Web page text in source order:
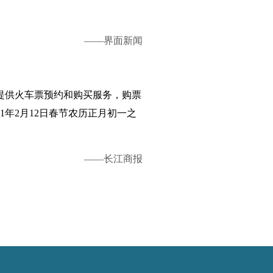
——界面新闻
供火车票预约和购买服务，购票
2月12日春节农历正月初一之
——长江商报